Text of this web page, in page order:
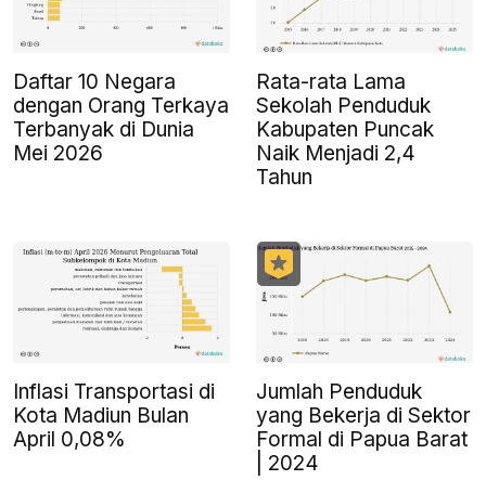
Daftar 10 Negara
dengan Orang Terkaya
Terbanyak di Dunia
Mei 2026
Rata-rata Lama
Sekolah Penduduk
Kabupaten Puncak
Naik Menjadi 2,4
Tahun
Inflasi Transportasi di
Kota Madiun Bulan
April 0,08%
Jumlah Penduduk
yang Bekerja di Sektor
Formal di Papua Barat
| 2024